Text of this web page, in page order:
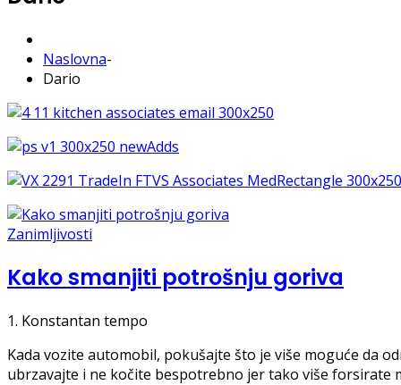
Naslovna-
Dario
Zanimljivosti
Kako smanjiti potrošnju goriva
1. Konstantan tempo
Kada vozite automobil, pokušajte što je više moguće da
ubrzavajte i ne kočite bespotrebno jer tako više forsirate